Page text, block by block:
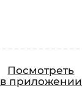
Посмотреть
в приложении